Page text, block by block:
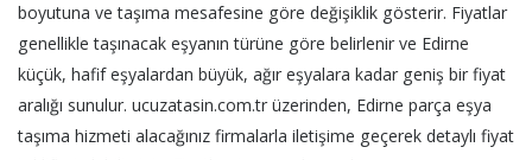
boyutuna ve taşıma mesafesine göre değişiklik gösterir. Fiyatlar
genellikle taşınacak eşyanın türüne göre belirlenir ve Edirne
küçük, hafif eşyalardan büyük, ağır eşyalara kadar geniş bir fiyat
aralığı sunulur. ucuzatasin.com.tr üzerinden, Edirne parça eşya
taşıma hizmeti alacağınız firmalarla iletişime geçerek detaylı fiyat